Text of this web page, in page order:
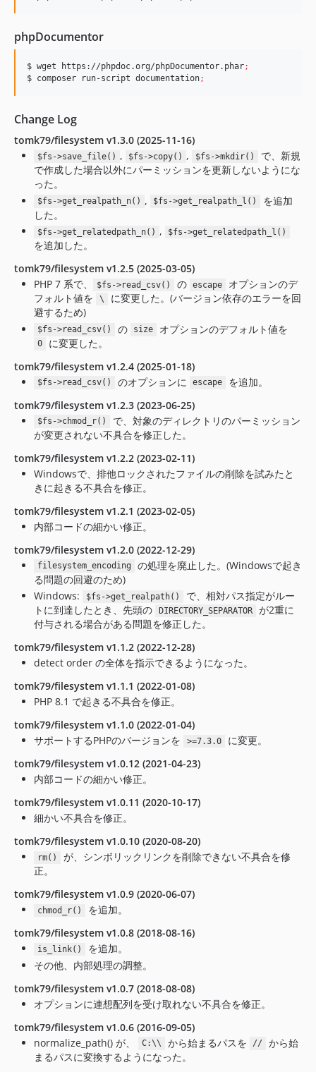
phpDocumentor
$ wget https://phpdoc.org/phpDocumentor.phar;
$ composer run-script documentation;
Change Log
tomk79/filesystem v1.3.0 (2025-11-16)
$fs->save_file() , $fs->copy() , $fs->mkdir()
で、新規
で作成した場合以外にパーミッションを更新しないようにな
った。
$fs->get_realpath_n() , $fs->get_realpath_l()
を追加
した。
$fs->get_relatedpath_n() , $fs->get_relatedpath_l()
を追加した。
tomk79/filesystem v1.2.5 (2025-03-05)
PHP 7 系で、
$fs->read_csv() の escape
オプションのデ
フォルト値を
\
に変更した。(バージョン依存のエラーを回
避するため)
$fs->read_csv() の size オプションのデフォルト値を
0
に変更した。
tomk79/filesystem v1.2.4 (2025-01-18)
$fs->read_csv() のオプションに escape
を追加。
tomk79/filesystem v1.2.3 (2023-06-25)
$fs->chmod_r()
で、対象のディレクトリのパーミッション
が変更されない不具合を修正した。
tomk79/filesystem v1.2.2 (2023-02-11)
Windowsで、排他ロックされたファイルの削除を試みたと
きに起きる不具合を修正。
tomk79/filesystem v1.2.1 (2023-02-05)
内部コードの細かい修正。
tomk79/filesystem v1.2.0 (2022-12-29)
filesystem_encoding
の処理を廃止した。(Windowsで起き
る問題の回避のため)
Windows:
$fs->get_realpath()
で、相対パス指定がルー
トに到達したとき、先頭の
DIRECTORY_SEPARATOR
が2重に
付与される場合がある問題を修正した。
tomk79/filesystem v1.1.2 (2022-12-28)
detect order の全体を指示できるようになった。
tomk79/filesystem v1.1.1 (2022-01-08)
PHP 8.1 で起きる不具合を修正。
tomk79/filesystem v1.1.0 (2022-01-04)
サポートするPHPのバージョンを
>=7.3.0
に変更。
tomk79/filesystem v1.0.12 (2021-04-23)
内部コードの細かい修正。
tomk79/filesystem v1.0.11 (2020-10-17)
細かい不具合を修正。
tomk79/filesystem v1.0.10 (2020-08-20)
rm()
が、シンボリックリンクを削除できない不具合を修
正。
tomk79/filesystem v1.0.9 (2020-06-07)
chmod_r()
を追加。
tomk79/filesystem v1.0.8 (2018-08-16)
is_link()
を追加。
その他、内部処理の調整。
tomk79/filesystem v1.0.7 (2018-08-08)
オプションに連想配列を受け取れない不具合を修正。
tomk79/filesystem v1.0.6 (2016-09-05)
normalize_path() が、
C:\\ から始まるパスを //
から始
まるパスに変換するようになった。